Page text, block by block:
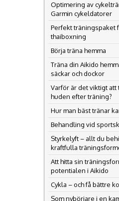
Optimering av
Garmin cykeldatorer
Perfekt träningspaket
thaiboxning
Börja träna hemma
Träna din Aikido
säckar och dockor
Varför är det viktigt att
huden efter träning?
Hur man bäst tränar
Behandling vid
Styrkelyft – allt du
kraftfulla
Att hitta sin
potentialen i Aikido
Cykla – och få bättre
Som nybörjare i en